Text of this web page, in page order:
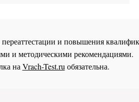
и повышения
и методическими рекомендациями.
на Vrach-Test.ru обязательна.